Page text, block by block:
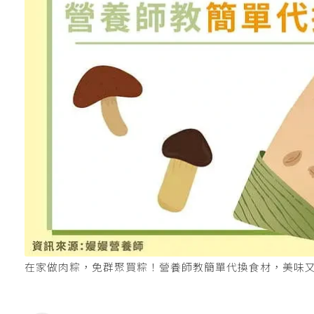
在家做肉粽，免群聚買粽！營養師教簡單代換食材，美味